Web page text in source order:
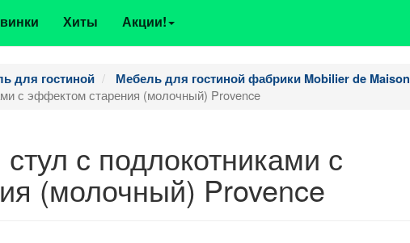
Хиты Акции!
для гостиной
Мебель для гостиной фабрики Mobilier de Maison
с эффектом старения (молочный) Provence
с подлокотниками с
(молочный) Provence